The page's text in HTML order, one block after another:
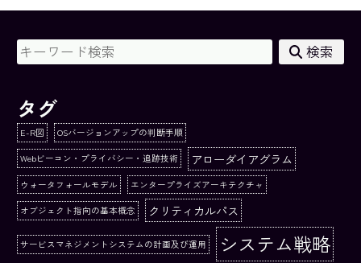
検索
タグ
E-R図 OSバージョンアップの判断手順
Webビーコン・プライバシー・追跡技術 アローダイアグラム
ウォータフォールモデル エンタープライズアーキテクチャ
オブジェクト指向の基本概念 クリティカルパス
サービスマネジメントシステムの計画及び運用 システム戦略